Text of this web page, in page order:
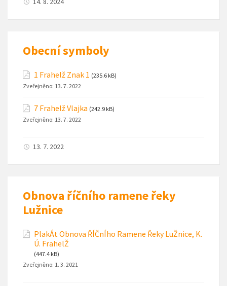
Obecní symboly
1 Frahelž Znak 1 (235.6 kB)
Zveřejněno: 13. 7. 2022
7 Frahelž Vlajka (242.9 kB)
Zveřejněno: 13. 7. 2022
13. 7. 2022
Obnova říčního ramene řeky
Lužnice
PlakÁt Obnova ŘÍČnÍho Ramene Řeky LuŽnice, K.
Ú. FrahelŽ
(447.4 kB)
Zveřejněno: 1. 3. 2021